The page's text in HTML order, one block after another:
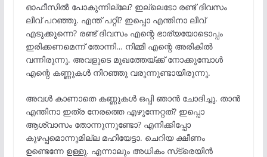
ഓഫീസിൽ പോകുന്നില്ലേ? ഇല്ലെടോ രണ്ട് ദിവസം
ലീവ് പറഞ്ഞു. എന്ത് പറ്റി? ഇപ്പൊ എന്തിനാ ലീവ്
എടുക്കുന്നെ? രണ്ട് ദിവസം എന്റെ ഭാര്യയോടൊപ്പം
ഇരിക്കണമെന്ന് തോന്നി… നിമ്മി എന്റെ അരികിൽ
വന്നിരുന്നു. അവളുടെ മുഖത്തേയ്ക്ക് നോക്കുമ്പോൾ
എന്റെ കണ്ണുകൾ നിറഞ്ഞു വരുന്നുണ്ടായിരുന്നു.
അവൾ കാണാതെ കണ്ണുകൾ ഒപ്പി ഞാൻ ചോദിച്ചു. താൻ
എന്തിനാ ഇത്ര നേരത്തെ എഴുന്നേറ്റത്? ഇപ്പൊ
ആശ്വാസം തോന്നുന്നുണ്ടോ? എനിക്കിപ്പോ
കുഴപ്പമൊന്നുമില്ല മഹിയേട്ടാ. ചെറിയ ക്ഷീണം
ഉണ്ടെന്നേ ഉള്ളു. എന്നാലും അധികം സ്‌ട്രെയിൻ